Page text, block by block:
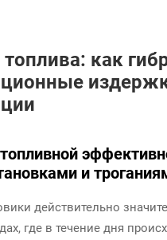
как
и
действительно
где в течение дня